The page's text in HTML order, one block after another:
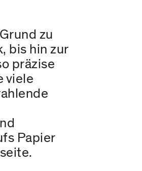
zu
bis hin zur
präzise
viele
Papier